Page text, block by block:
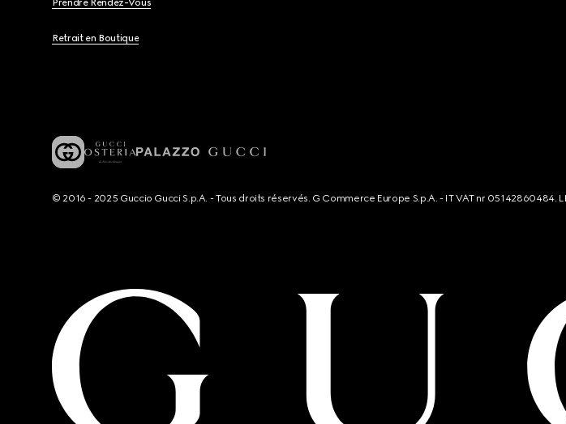
Prendre Rendez-Vous
Retrait en Boutique
© 2016 - 2025 Guccio Gucci S.p.A. - Tous droits réservés. G Commerce Europe S.p.A. - IT VAT nr 05142860484.